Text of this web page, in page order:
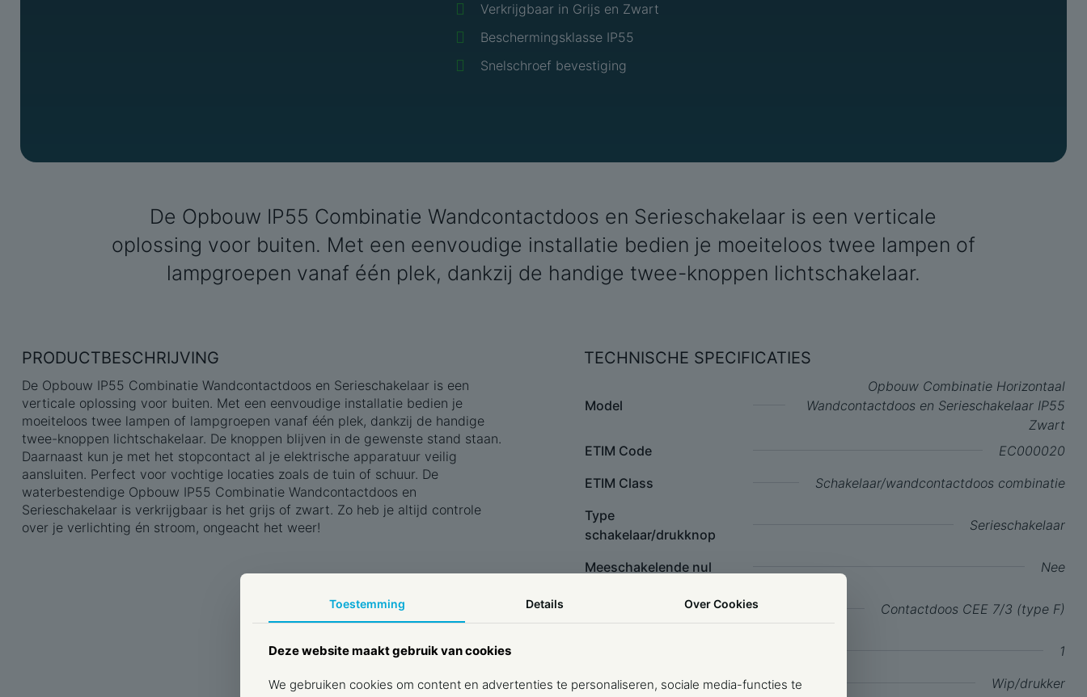
Verkrijgbaar in Grijs en Zwart
Beschermingsklasse IP55
Snelschroef bevestiging
De Opbouw IP55 Combinatie Wandcontactdoos en Serieschakelaar is een verticale
oplossing voor buiten. Met een eenvoudige installatie bedien je moeiteloos twee lampen of
lampgroepen vanaf één plek, dankzij de handige twee-knoppen lichtschakelaar.
PRODUCTBESCHRIJVING
De Opbouw IP55 Combinatie Wandcontactdoos en Serieschakelaar is een
verticale oplossing voor buiten. Met een eenvoudige installatie bedien je
moeiteloos twee lampen of lampgroepen vanaf één plek, dankzij de handige
twee-knoppen lichtschakelaar. De knoppen blijven in de gewenste stand staan.
Daarnaast kun je met het stopcontact al je elektrische apparatuur veilig
aansluiten. Perfect voor vochtige locaties zoals de tuin of schuur. De
waterbestendige Opbouw IP55 Combinatie Wandcontactdoos en
Serieschakelaar is verkrijgbaar is het grijs of zwart. Zo heb je altijd controle
over je verlichting én stroom, ongeacht het weer!
TECHNISCHE SPECIFICATIES
Model
Opbouw Combinatie Horizontaal
Wandcontactdoos en Serieschakelaar IP55
Zwart
ETIM Code
EC000020
ETIM Class
Schakelaar/wandcontactdoos combinatie
Type
schakelaar/drukknop
Serieschakelaar
Meeschakelende nul
Nee
wandcontactdoos
Contactdoos CEE 7/3 (type F)
1
Bedieningswijze
Wip/drukker
Toestemming Details OverCookies
Deze website maakt gebruik van cookies
We gebruiken cookies om content en advertenties te personaliseren, sociale media-functies te